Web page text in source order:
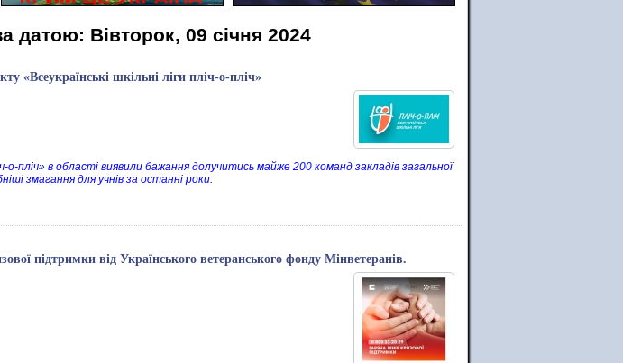
датою: Вівторок, 09 січня 2024
«Всеукраїнські шкільні ліги пліч-о-пліч»
о-пліч» в області виявили бажання долучитись майже 200 команд закладів загальної
змагання для учнів за останні роки.
підтримки від Українського ветеранського фонду Мінветеранів.